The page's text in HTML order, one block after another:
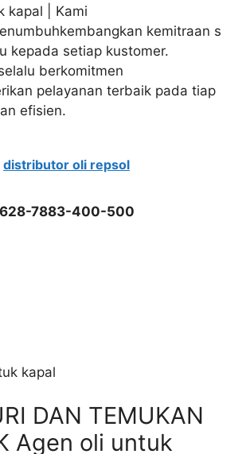
kapal | Kami
kemitraan s
kepada setiap kustomer.
berkomitmen
pelayanan terbaik pada tiap
efisien.
distributor oli repsol
7883-400-500
DAN TEMUKAN
Agen oli untuk